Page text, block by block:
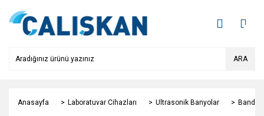
ARA
Anasayfa Laboratuvar Cihazları Ultrasonik Banyolar